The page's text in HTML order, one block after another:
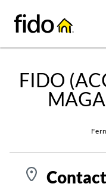
content
site map
FIDO